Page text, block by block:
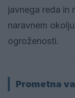
javnega reda in
naravnem
ogroženosti.
Prometna